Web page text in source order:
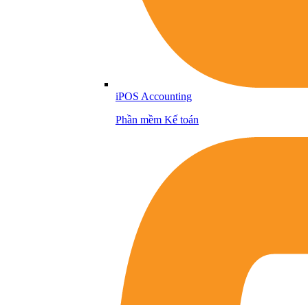
iPOS Accounting
Phần mềm Kế toán